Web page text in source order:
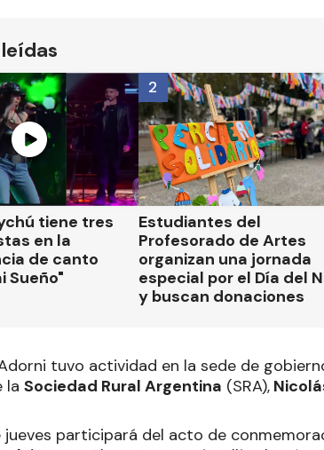
tiene tres
en la
de canto
Sueño"
Estudiantes del
Profesorado de Artes
organizan una jornada
especial por el Día del
y buscan donaciones
2
tuvo actividad en la sede de
la Sociedad Rural Argentina (SRA),
participará del acto de